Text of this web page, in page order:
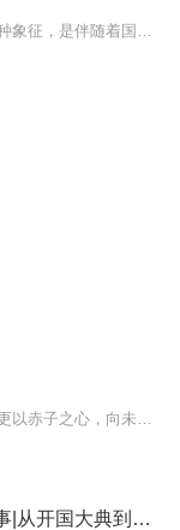
新中国历次大阅兵背后的故事|从开国大典到九三阅兵